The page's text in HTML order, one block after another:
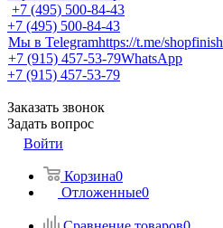
+7 (495) 500-84-43
+7 (495) 500-84-43
Мы в Telegramhttps://t.me/shopfinish
+7 (915) 457-53-79WhatsApp
+7 (915) 457-53-79
Заказать звонок
Задать вопрос
Войти
Корзина0
Отложенные0